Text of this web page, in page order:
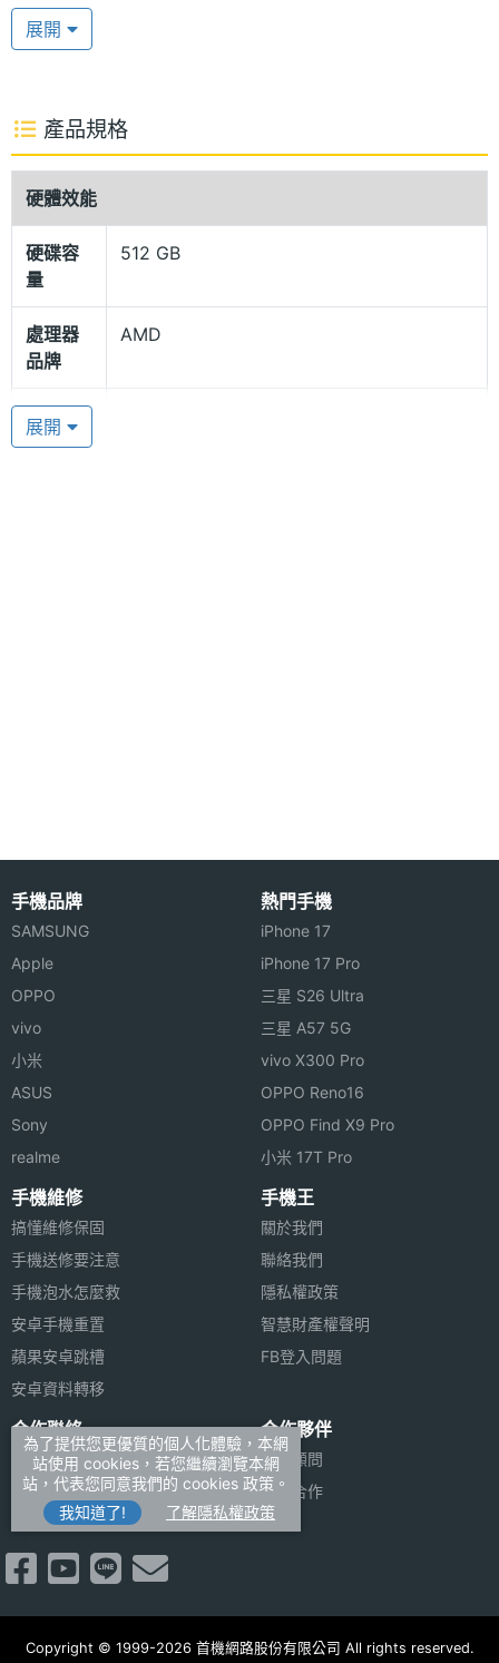
清晰度。支援 60Hz ～ 144Hz 自適應螢幕更新率，根
據遊戲需求實時調整刷新率，省電與效能同時兼具。
加順暢。具備 97% DCI-P3 色域、500nits 峰值亮度
擁有身歷其境的視覺體驗。
Coldfront 散熱技術
Lenovo Legion Go 採用 TrueStrike 可拆式遊戲手把
輪，背面則具備多對扳機、按鍵與開開闔式支架，可
供放在桌面遊玩，右手把右側還有兩顆功能鍵，上方
電源鍵結合 RGB 燈效；散熱方面， Lenovo Legion
Go 配有 Coldfront 散熱技術，搭配液晶聚合物 79 葉
Lenovo Legion Go 功能特色
◎ Windows 11 家用版作業系統
◎ 8.8 吋 2,560 x 1600pixels 解析度 QHD+ IPS 觸控
螢幕（60Hz ～ 144Hz 螢幕更新率）
◎ 支援 microSD 記憶卡擴充，最高可擴充 2TB 儲存
空間
◎ AMD Ryzen Z1 Extreme 八核心處理器
◎ 16GB ROM / 512GB SSD，最高可擴充至 1TB
PCle Gen4 SSD（LPDDR5X / PCIe Gen4）
◎ 支援 Wi-Fi 6E、藍牙 5.2
◎ 內建 49.2WHrs 鋰電池，採用 USB Type-C 充
電，支援最高 65W 快充、PD3.0 快充
◎ 3.5mm 耳機孔、2 個 USB Type-C 傳輸埠（相容
USB 4.0、DisplayPort 1.4、Power Delivery 3.0）
※本文為 SOGI 手機王版權所有，未經授權不得轉載使用※
展開
產品規格
硬體效能
硬碟容
量
512 GB
處理器
品牌
AMD
處理器
型號
記憶卡
最大擴
充儲存
電池容
量
顯示螢幕
主螢幕
尺寸
主螢幕
度
主螢幕
解析度
主螢幕
最大亮
度
500 nit
主螢幕
IPS
展開
手機品牌
SAMSUNG
Apple
OPPO
vivo
小米
ASUS
Sony
realme
熱門手機
iPhone 17
iPhone 17 Pro
三星 S26 Ultra
三星 A57 5G
vivo X300 Pro
OPPO Reno16
OPPO Find X9 Pro
小米 17T Pro
手機維修
搞懂維修保固
手機送修要注意
手機泡水怎麼救
安卓手機重置
蘋果安卓跳槽
安卓資料轉移
手機王
關於我們
聯絡我們
隱私權政策
智慧財產權聲明
FB登入問題
合作聯絡
廣告刊登
加入商店報價
新聞聯絡
合作夥伴
法律顧問
媒體合作
Copyright © 1999-2026 首機網路股份有限公司 All rights reserved.
為了提供您更優質的個人化體驗，本網
站使用 cookies，若您繼續瀏覽本網
站，代表您同意我們的 cookies 政策。
我知道了!
了解隱私權政策